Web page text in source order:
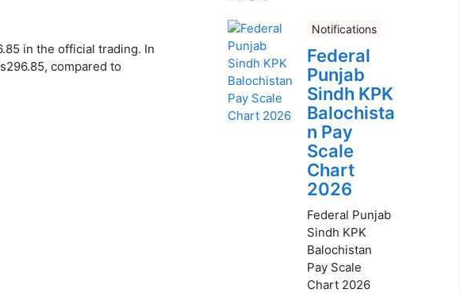
in the official trading. In
compared to
Notifications
Federal
Punjab
Sindh KPK
Balochista
n Pay
Scale
Chart
2026
Federal Punjab
Sindh KPK
Balochistan
Pay Scale
Chart 2026